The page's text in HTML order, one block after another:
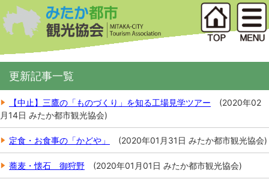
更新記事一覧
【中止】三鷹の「ものづくり」を知る工場見学ツアー (2020年02
月14日 みたか都市観光協会)
定食・お食事の「かどや」 (2020年01月31日 みたか都市観光協会)
蕎麦・懐石 御狩野 (2020年01月01日 みたか都市観光協会)